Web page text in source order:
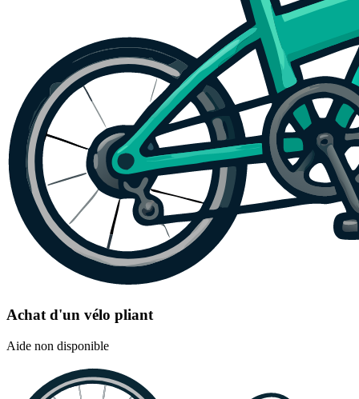
Achat d'un vélo pliant
Aide non disponible